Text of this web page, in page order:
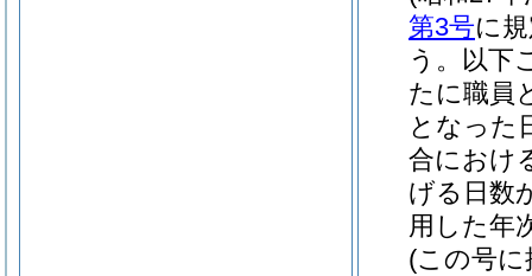
第3号に
う。以下
たに職員
となった
合におけ
げる日数
用した年
(この号